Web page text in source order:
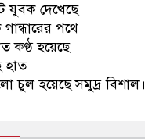
যুবক দেখেছে
পথে
কণ্ঠ হয়েছে
হাত
চুল হয়েছে সমুদ্র বিশাল।